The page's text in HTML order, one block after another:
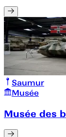
Saumur
Musée
Musée des